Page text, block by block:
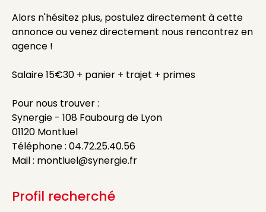
Alors n'hésitez plus, postulez directement à cette
annonce ou venez directement nous rencontrez en
agence !
Salaire 15€30 + panier + trajet + primes
Pour nous trouver :
Synergie - 108 Faubourg de Lyon
01120 Montluel
Téléphone : 04.72.25.40.56
Mail : montluel@synergie.fr
Profil recherché